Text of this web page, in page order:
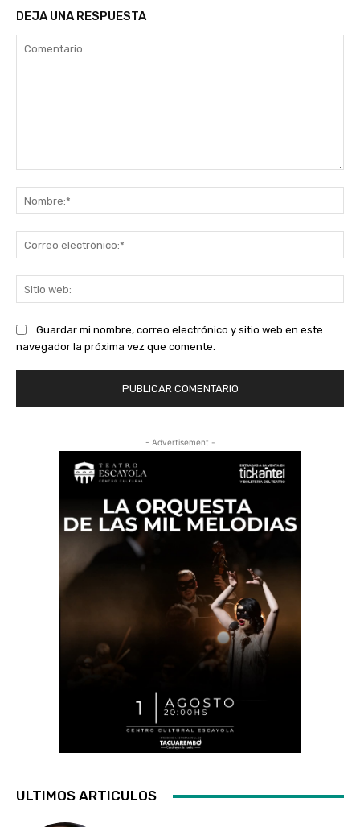
DEJA UNA RESPUESTA
Guardar mi nombre, correo electrónico y sitio web en este
navegador la próxima vez que comente.
- Advertisement -
ULTIMOS ARTICULOS